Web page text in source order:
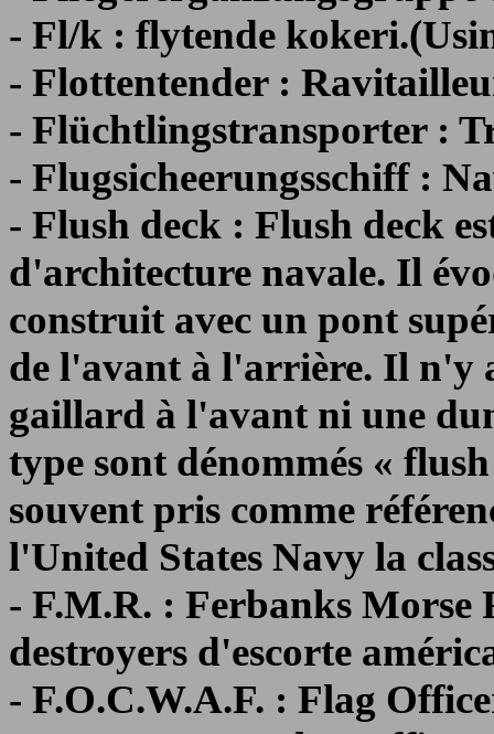
- Fl/k : flytende
- Flottentender :
- Flüchtlingstransporter :
- Flugsicheerungsschiff :
- Flush deck : Flush deck
d'architecture navale. Il
construit avec un pont
de l'avant à l'arrière. Il n'y
gaillard à l'avant ni une
type sont dénommés «
souvent pris comme
l'United States Navy la
- F.M.R. : Ferbanks Morse
destroyers d'escorte
- F.O.C.W.A.F. : Flag